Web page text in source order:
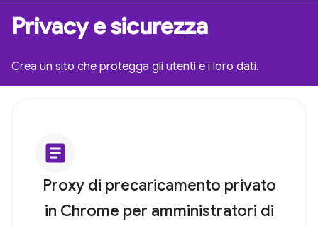
Privacy e sicurezza
Crea un sito che protegga gli utenti e i loro dati.
article
Proxy di precaricamento privato
in Chrome per amministratori di